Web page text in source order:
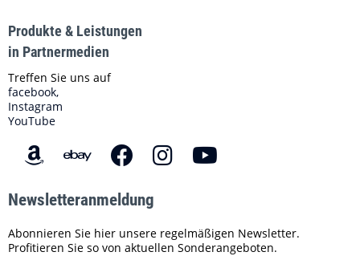
Produkte & Leistungen
in Partnermedien
Treffen Sie uns auf
facebook,
Instagram
YouTube
Newsletteranmeldung
Abonnieren Sie hier unsere regelmäßigen Newsletter.
Profitieren Sie so von aktuellen Sonderangeboten.